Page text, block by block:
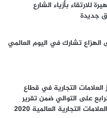
للارتقاء بأزياء الشارع
جديدة
الهزاع تشارك في اليوم العالمي
العلامات التجارية في قطاع
على التوالي ضمن تقرير
التجارية العالمية 2020